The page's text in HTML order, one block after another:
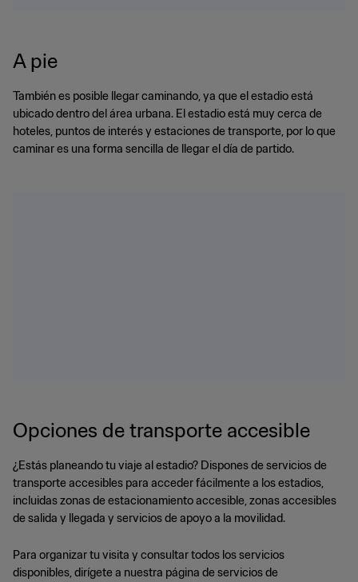
A pie
También es posible llegar caminando, ya que el estadio está
ubicado dentro del área urbana. El estadio está muy cerca de
hoteles, puntos de interés y estaciones de transporte, por lo que
caminar es una forma sencilla de llegar el día de partido.
Opciones de transporte accesible
¿Estás planeando tu viaje al estadio? Dispones de servicios de
transporte accesibles para acceder fácilmente a los estadios,
incluidas zonas de estacionamiento accesible, zonas accesibles
de salida y llegada y servicios de apoyo a la movilidad.
Para organizar tu visita y consultar todos los servicios
disponibles, dirígete a nuestra página de servicios de